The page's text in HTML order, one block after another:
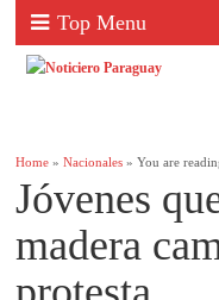
Top Menu
Home »Nacionales » You are
Jóvenes
madera